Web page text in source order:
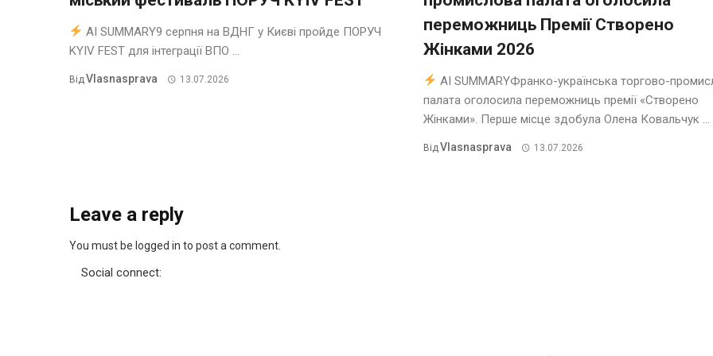
AI SUMMARY9 серпня на ВДНГ у Києві пройде ПОРУЧ
KYIV FEST для інтеграції ВПО ...
ВідVlasnasprava 13.07.2026
переможниць Премії Створено
Жінками 2026
AI SUMMARYФранко-українська торгово-
палата оголосила переможниць премії «Створено
Жінками». Перше місце здобула Олена Ковальчук ...
ВідVlasnasprava 13.07.2026
Leave a reply
You must be logged in to post a comment.
Social connect: